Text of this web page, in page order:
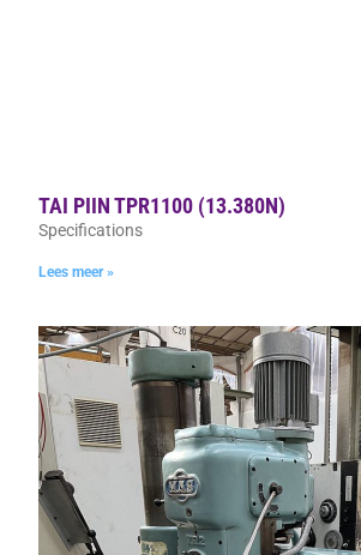
TAI PIIN TPR1100 (13.380N)
Specifications
Lees meer »